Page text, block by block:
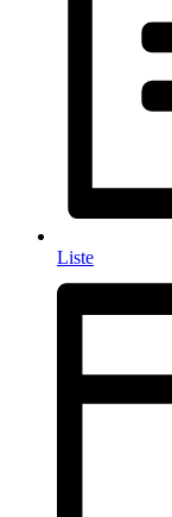
Liste